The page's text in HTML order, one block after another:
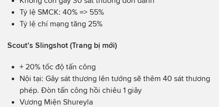
Tỷ lệ SMCK: 40% => 55%
Tỷ lệ chí mạng tăng 25%
Scout’s Slingshot (Trang bị mới)
+ 20% tốc độ tấn công
Nội tại: Gây sát thương lên tướng sẽ thêm 40 sát thương
phép. Đòn tấn công hồi chiêu 1 giây
Vương Miện Shureyla